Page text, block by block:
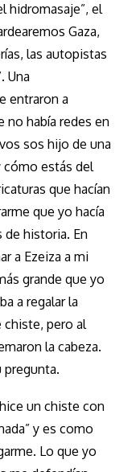
hidromasaje”, el
Gaza,
las autopistas
Una
entraron a
no había redes en
sos hijo de una
cómo estás del
que hacían
que yo hacía
historia. En
a Ezeiza a mi
grande que yo
a regalar la
chiste, pero al
la cabeza.
pregunta.
un chiste con
y es como
Lo que yo